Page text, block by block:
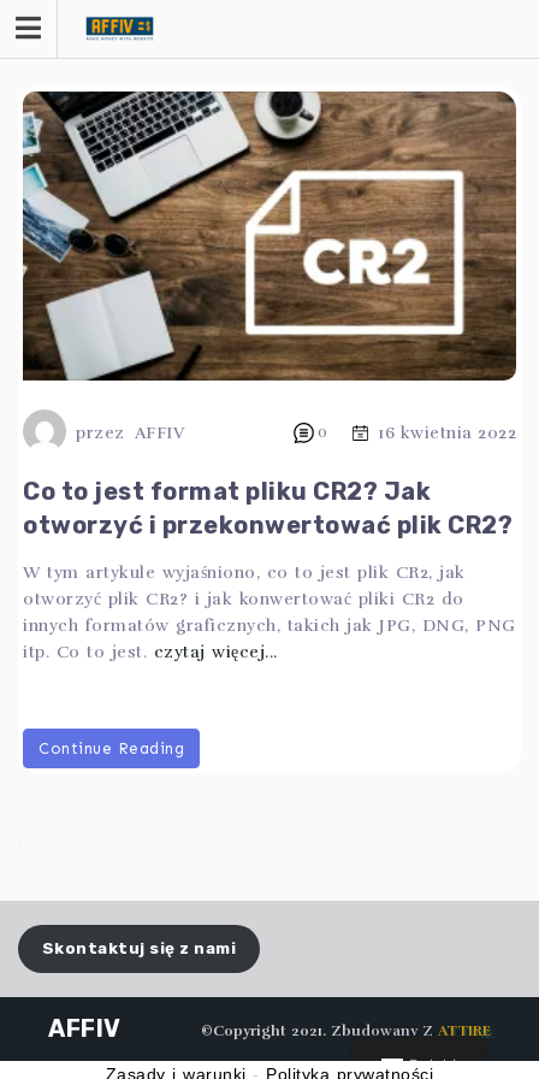
Przejdź
do
treści
przez AFFIV 0 16 kwietnia 2022
Co to jest format pliku CR2? Jak
otworzyć i przekonwertować plik CR2?
W tym artykule wyjaśniono, co to jest plik CR2, jak
otworzyć plik CR2? i jak konwertować pliki CR2 do
innych formatów graficznych, takich jak JPG, DNG, PNG
itp. Co to jest. czytaj więcej...
Continue Reading
Skontaktuj się z nami
AFFIV ©Copyright 2021. Zbudowany Z ATTIRE
Polski
Zasady i warunki - Polityka prywatności